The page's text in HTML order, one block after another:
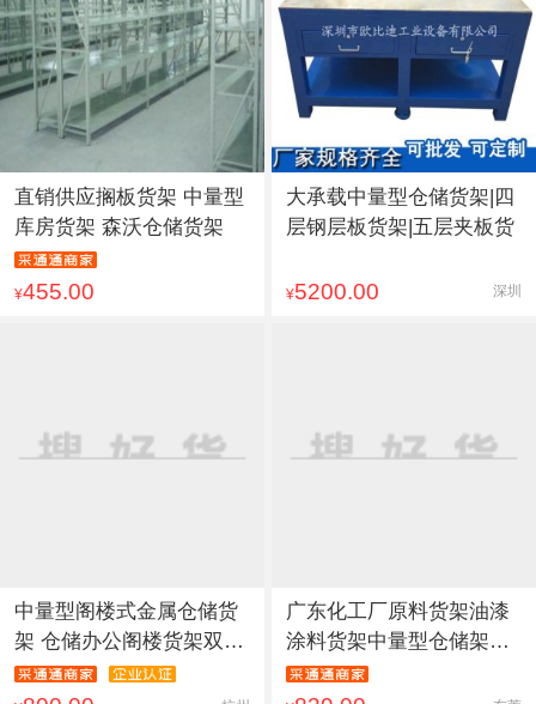
直销供应搁板货架 中量型
库房货架 森沃仓储货架
¥455.00
大承载中量型仓储货架|四
层钢层板货架|五层夹板货
¥5200.00 深圳
中量型阁楼式金属仓储货
架 仓储办公阁楼货架双久
s
广东化工厂原料货架油漆
涂料货架中量型仓储架子
龙一